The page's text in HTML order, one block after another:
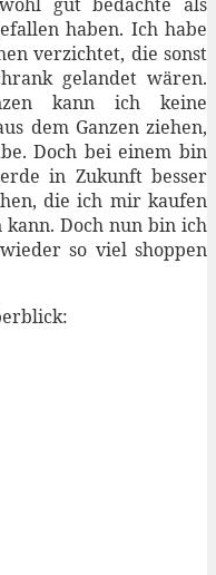
haben. Ich habe
verzichtet, die sonst
gelandet wären.
kann ich keine
dem Ganzen ziehen,
Doch bei einem bin
in Zukunft besser
die ich mir kaufen
Doch nun bin ich
so viel shoppen